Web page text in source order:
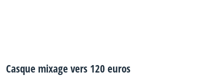
Casque mixage vers 120 euros